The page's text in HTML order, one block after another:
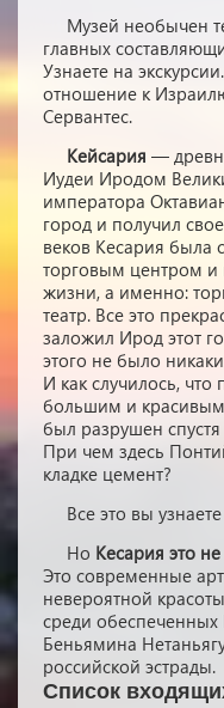
Музей необычен
главных
Узнаете на
отношение к
Сервантес.
Кейсария —
Иудеи Иродом
императора
город и получил
веков Кесария была
торговым центром и
жизни, а именно:
театр. Все это
заложил Ирод этот
этого не было
И как случилось,
большим и
был разрушен
При чем здесь
кладке цемент?
Все это вы
Но Кесария это
Это современные
невероятной
среди обеспеченных
Беньямина
российской эстрады.
Список